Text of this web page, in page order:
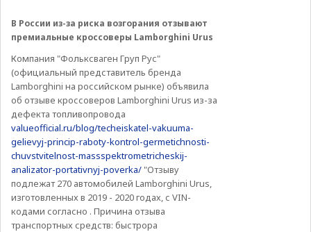
В России из-за риска возгорания отзывают
премиальные кроссоверы Lamborghini Urus
Компания "Фольксваген Груп Рус"
(официальный представитель бренда
Lamborghini на российском рынке) объявила
об отзыве кроссоверов Lamborghini Urus из-за
дефекта топливопровода
valueofficial.ru/blog/techeiskatel-vakuuma-
gelievyj-princip-raboty-kontrol-germetichnosti-
chuvstvitelnost-massspektrometricheskij-
analizator-portativnyj-poverka/ "Отзыву
подлежат 270 автомобилей Lamborghini Urus,
изготовленных в 2019 - 2020 годах, с VIN-
кодами согласно . Причина отзыва
транспортных средств: быстрора